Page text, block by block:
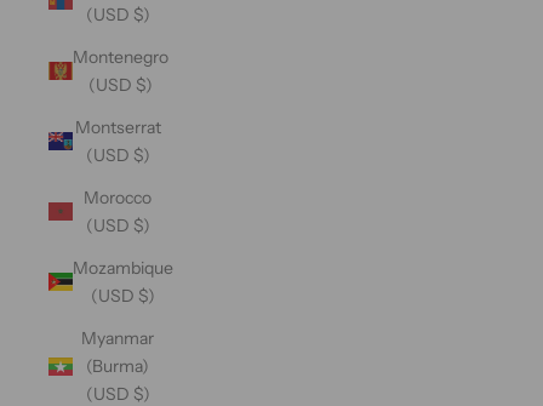
(USD $)
Montenegro
(USD $)
Montserrat
(USD $)
Morocco
(USD $)
Mozambique
(USD $)
Myanmar
(Burma)
(USD $)